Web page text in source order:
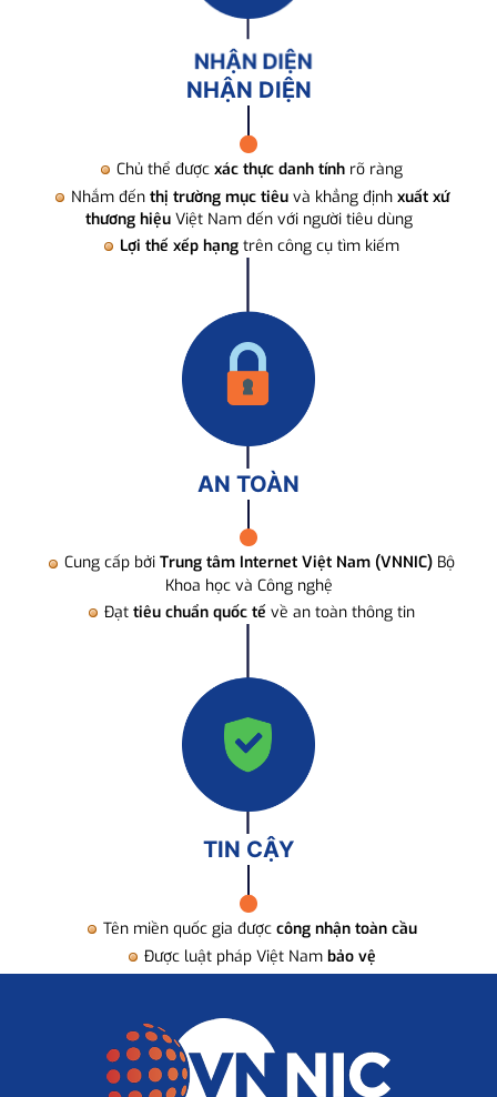
NHẬN DIỆN
Chủ thể được xác thực danh tính rõ ràng
Nhắm đến thị trường mục tiêuvà khẳng định xuất xứ
thương hiệuViệt Nam đến với người tiêu dùng
Lợi thế xếp hạng trên công cụ tìm kiếm
AN TOÀN
Cung cấp bởi Trung tâm Internet Việt Nam (VNNIC) Bộ
Khoa học và Công nghệ
Đạt tiêu chuẩn quốc tế về an toàn thông tin
TIN CẬY
Tên miền quốc gia được công nhận toàn cầu
Được luật pháp Việt Nam bảo vệ